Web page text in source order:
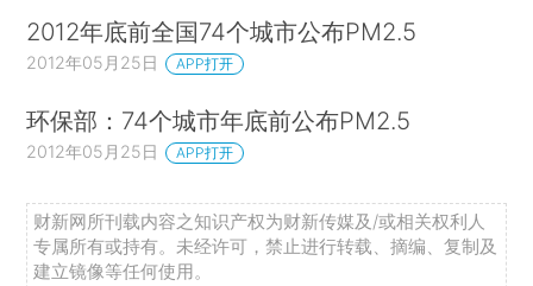
2012年底前全国74个城市公布PM2.5
2012年05月25日 APP打开
环保部：74个城市年底前公布PM2.5
2012年05月25日 APP打开
财新网所刊载内容之知识产权为财新传媒及/或相关权利人
专属所有或持有。未经许可，禁止进行转载、摘编、复制及
建立镜像等任何使用。